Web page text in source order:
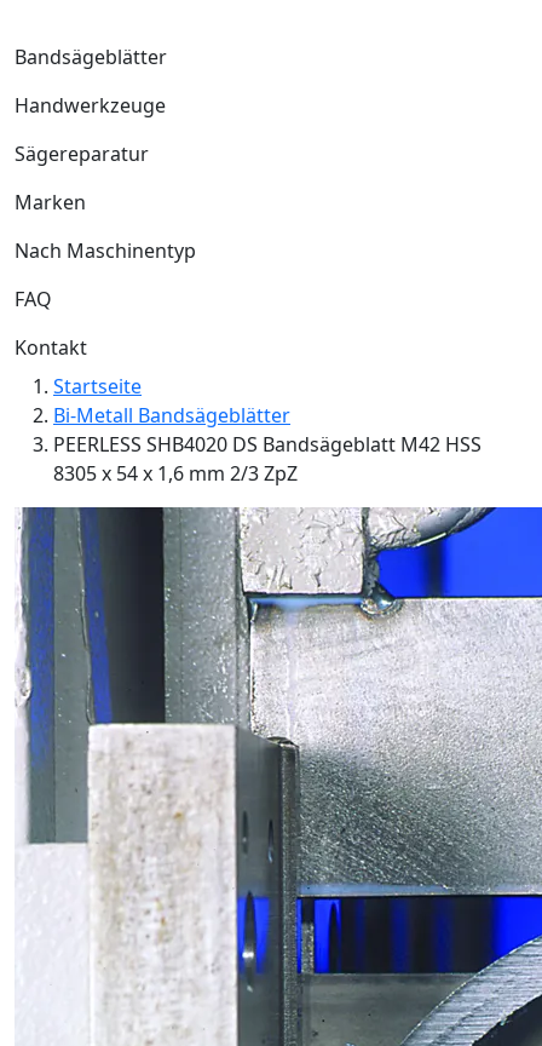
Bandsägeblätter
Handwerkzeuge
Sägereparatur
Marken
Nach Maschinentyp
FAQ
Kontakt
Startseite
Bi-Metall Bandsägeblätter
PEERLESS SHB4020 DS Bandsägeblatt M42 HSS
8305 x 54 x 1,6 mm 2/3 ZpZ